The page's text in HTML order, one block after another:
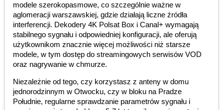
modele szerokopasmowe, co szczególnie ważne w
aglomeracji warszawskiej, gdzie działają liczne źródła
interferencji. Dekodery 4K Polsat Box i Canal+ wymagają
stabilnego sygnału i odpowiedniej konfiguracji, ale oferują
użytkownikom znacznie więcej możliwości niż starsze
modele, w tym dostęp do streamingowych serwisów VOD
oraz nagrywanie w chmurze.
Niezależnie od tego, czy korzystasz z anteny w domu
jednorodzinnym w Otwocku, czy w bloku na Pradze
Południe, regularne sprawdzanie parametrów sygnału i